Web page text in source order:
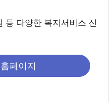
등 다양한 복지서비스 신
페이지